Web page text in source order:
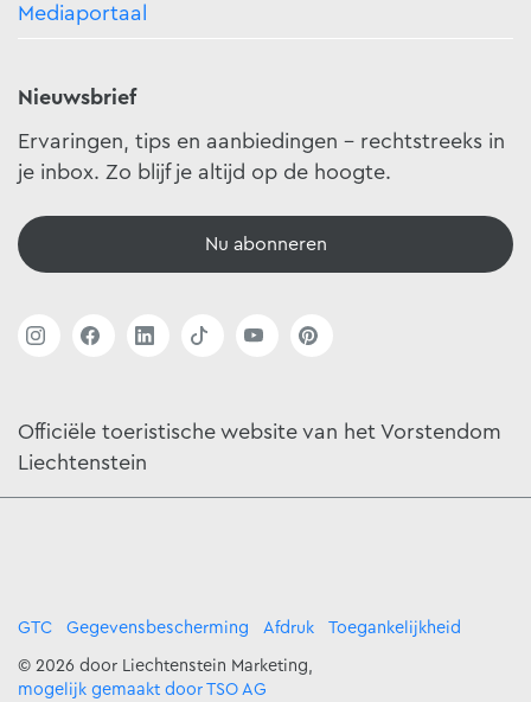
Mediaportaal
Nieuwsbrief
Ervaringen, tips en aanbiedingen - rechtstreeks in
je inbox. Zo blijf je altijd op de hoogte.
Nu abonneren
Officiële toeristische website van het Vorstendom
Liechtenstein
GTC Gegevensbescherming Afdruk Toegankelijkheid
© 2026 door Liechtenstein Marketing,
mogelijk gemaakt door TSO AG